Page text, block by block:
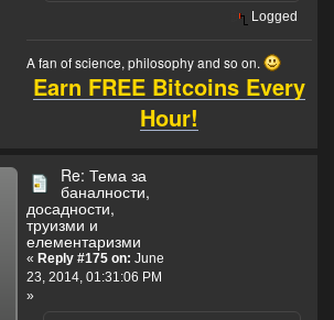
Logged
A fan of science, philosophy and so on.
Earn FREE Bitcoins Every
Hour!
Re: Тема за
баналности,
досадности,
труизми и
елементаризми
« Reply #175 on: June
23, 2014, 01:31:06 PM
»